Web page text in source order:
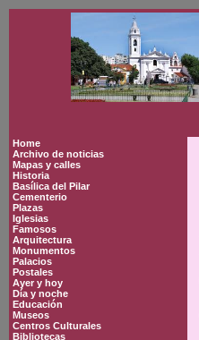
Home
Archivo de noticias
Mapas y calles
Historia
Basílica del Pilar
Cementerio
Plazas
Iglesias
Famosos
Arquitectura
Monumentos
Palacios
Postales
Ayer y hoy
Día y noche
Educación
Museos
Centros Culturales
Bibliotecas